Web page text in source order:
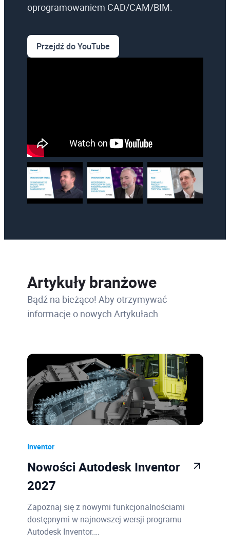
oprogramowaniem CAD/CAM/BIM.
Przejdź do YouTube
Artykuły branżowe
Bądź na bieżąco! Aby otrzymywać
informacje o nowych Artykułach
Inventor
Nowości Autodesk Inventor
2027
Zapoznaj się z nowymi funkcjonalnościami
dostępnymi w najnowszej wersji programu
Autodesk Inventor.…